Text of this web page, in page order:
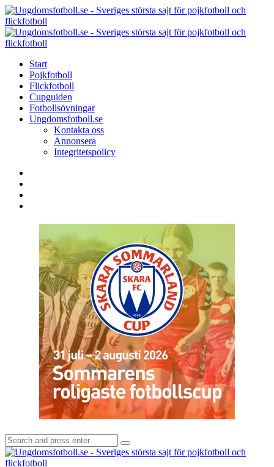
Menu
Search
Menu
Start
Pojkfotboll
Flickfotboll
Cupguiden
Fotbollsövningar
Ungdomsfotboll.se
Kontakta oss
Annonsera
Integritetspolicy
Search
for:
Search